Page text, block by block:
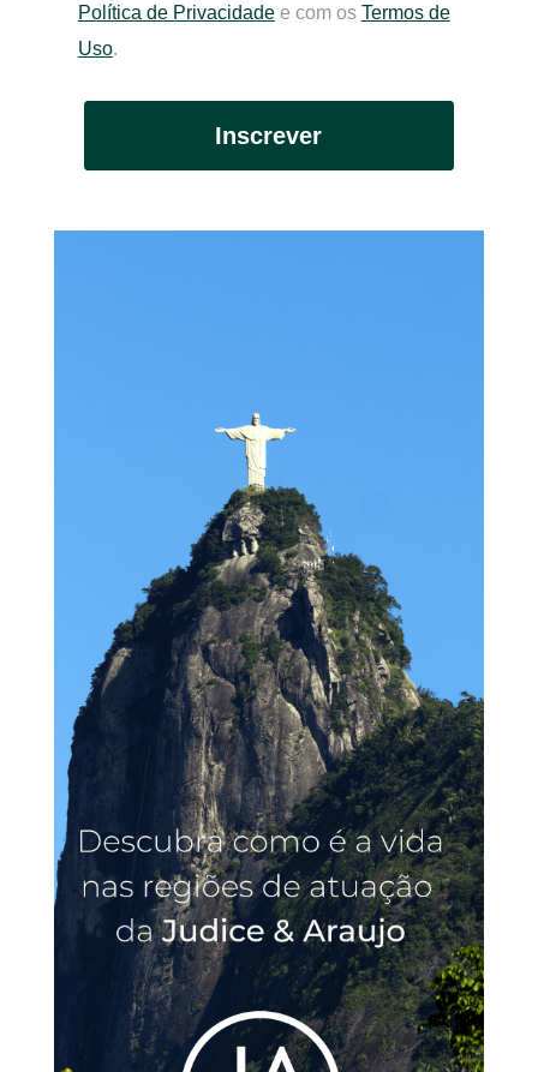
Política de Privacidadee com os Termos de
Uso.
Inscrever